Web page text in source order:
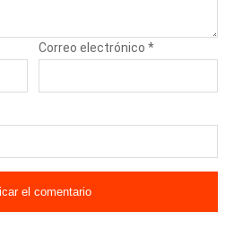
Correo electrónico*